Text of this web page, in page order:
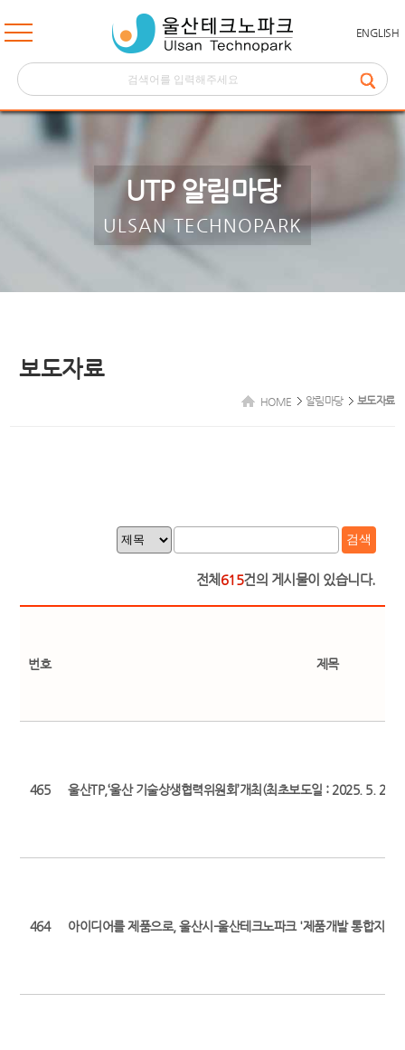
ENGLISH
UTP 알림마당
ULSAN TECHNOPARK
보도자료
HOME 알림마당 보도자료
검색
전체 615건의 게시물이 있습니다.
번호 제목
465 울산TP,‘울산 기술상생협력위원회’개최(최초보도일 : 2025. 5. 22.)
464 아이디어를 제품으로, 울산시-울산테크노파크 '제품개발 통합지